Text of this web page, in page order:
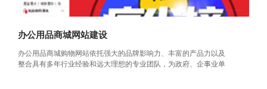
办公用品商城网站建设
办公用品商城购物网站依托强大的品牌影响力、丰富的产品力以及
整合具有多年行业经验和远大理想的专业团队，为政府、企事业单